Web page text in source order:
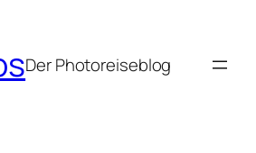
Der Photoreiseblog